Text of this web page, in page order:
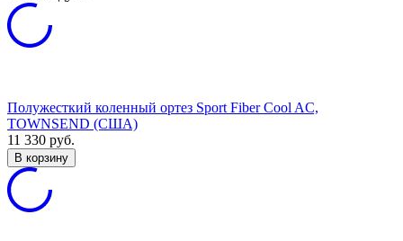
Полужесткий коленный ортез Sport Fiber Cool AC,
TOWNSEND (США)
11 330 руб.
В корзину